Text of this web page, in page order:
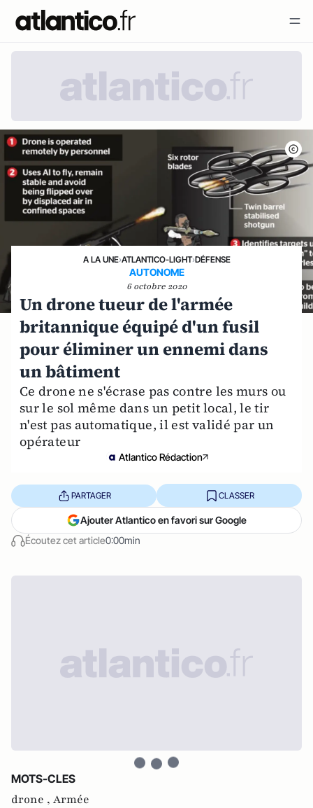
A LA UNE›ATLANTICO-LIGHT›DÉFENSE
AUTONOME
6 octobre 2020
Un drone tueur de l'armée
britannique équipé d'un fusil
pour éliminer un ennemi dans
un bâtiment
Ce drone ne s'écrase pas contre les murs ou
sur le sol même dans un petit local, le tir
n'est pas automatique, il est validé par un
opérateur
Atlantico Rédaction
Écoutez cet article0:00min
PARTAGER CLASSER
Ajouter Atlantico en favori sur Google
MOTS-CLES
drone , Armée